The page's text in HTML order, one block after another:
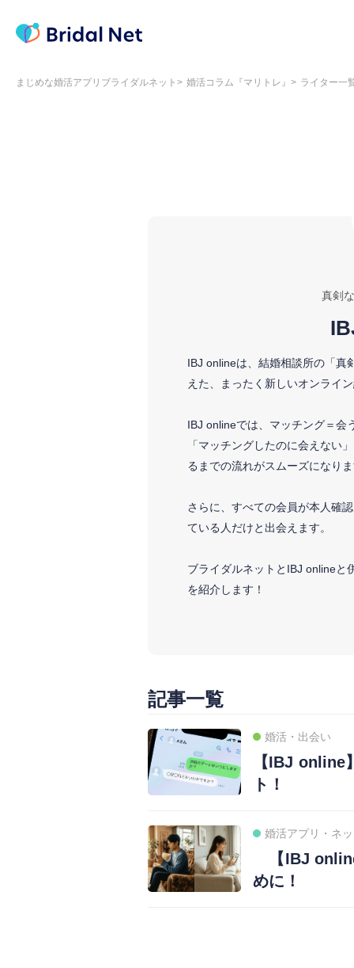
まじめな婚活アプリブライダルネット 婚活コラム『マリトレ』 ライター一
真剣
IBJ onlineは、結婚相談所の「真
えた、まったく新しいオンライ
IBJ onlineでは、マッチング＝会
「マッチングしたのに会えない
るまでの流れがスムーズになりま
さらに、すべての会員が本人確
ている人だけと出会えます。
ブライダルネットとIBJ onlineと
を紹介します！
記事一覧
婚活・出会い
【IBJ online
ト！
婚活アプリ・ネ
【IBJ
めに！